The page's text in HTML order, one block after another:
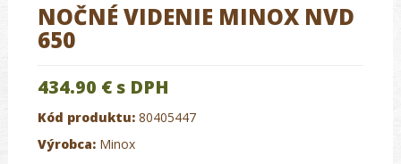
NOČNÉ VIDENIE MINOX NVD
650
434.90 € s DPH
Kód produktu: 80405447
Výrobca: Minox